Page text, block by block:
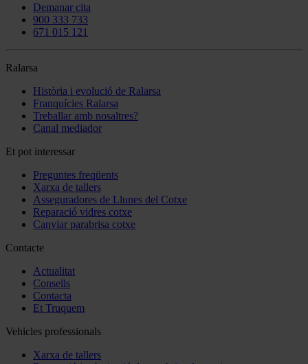
Demanar cita
900 333 733
671 015 121
Ralarsa
Història i evolució de Ralarsa
Franquícies Ralarsa
Treballar amb nosaltres?
Canal mediador
Et pot interessar
Preguntes freqüents
Xarxa de tallers
Asseguradores de Llunes del Cotxe
Reparació vidres cotxe
Canviar parabrisa cotxe
Contacte
Actualitat
Consells
Contacta
Et Truquem
Vehicles professionals
Xarxa de tallers